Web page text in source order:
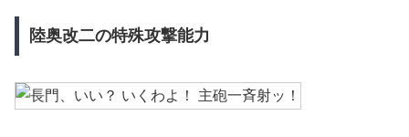
陸奥改二の特殊攻撃能力